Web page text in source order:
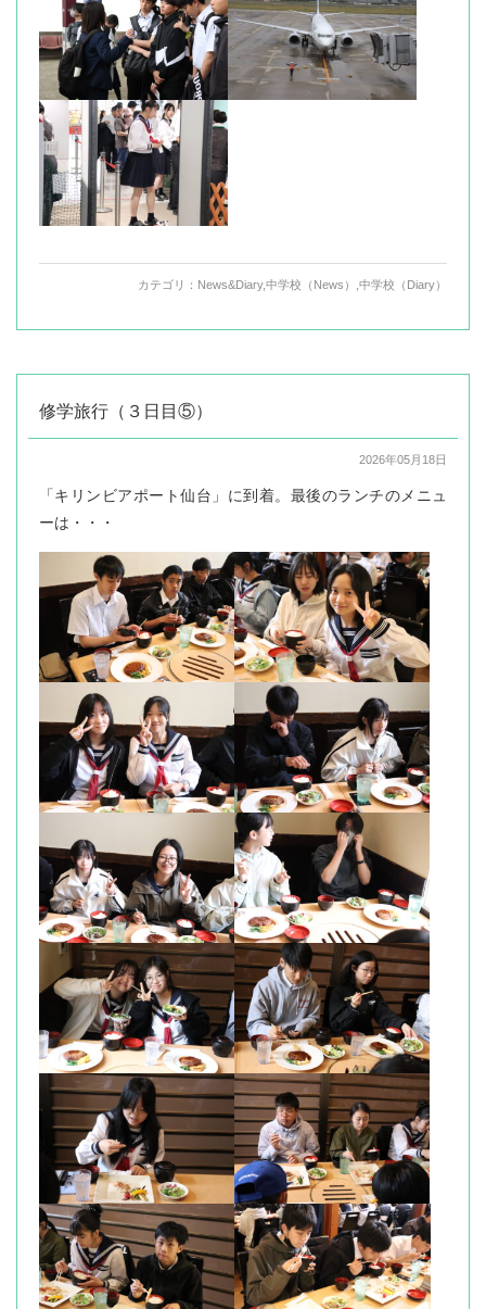
カテゴリ： News&Diary,中学校（News） 中学校（Diary）
修学旅行（３日目⑤）
2026年05月18日
「キリンビアポート仙台」に到着。最後のランチのメニュ
ーは・・・